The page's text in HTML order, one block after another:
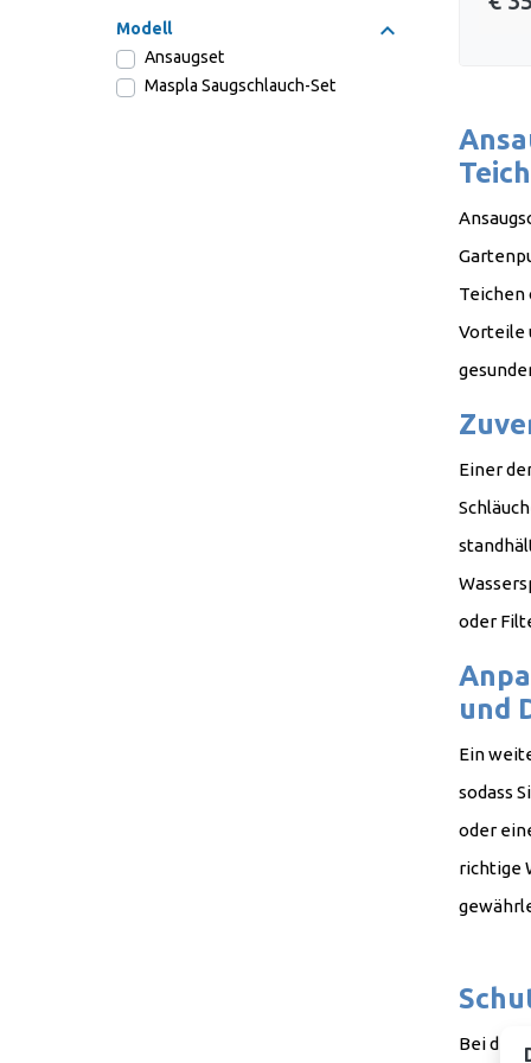
Modell
Ansaugset
Maspla Saugschlauch-Set
Teichen
Vorteile
Einer
und
Ein
sodass
oder
richtige
Bei der